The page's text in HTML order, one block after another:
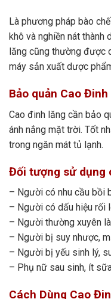
Là phương pháp bào
khô và nghiền nát
lăng cũng thường được
máy sản xuất dược
Bảo quản Cao
Cao đinh lăng cần bảo
ánh nắng mặt trời. Tốt
trong ngăn mát tủ lạnh.
Đối tượng sử dụng
– Người có nhu cầu bồi
– Người có dấu hiệu rối
– Người thường xuyên
– Người bị suy nhược,
– Người bị yếu sinh lý,
– Phụ nữ sau sinh, ít
Cách Dùng Cao